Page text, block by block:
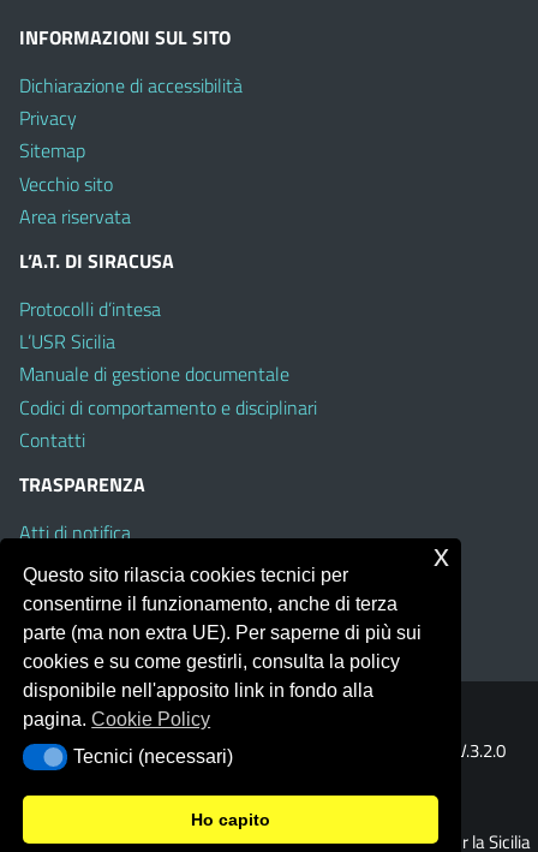
INFORMAZIONI SUL SITO
Dichiarazione di accessibilità
Privacy
Sitemap
Vecchio sito
Area riservata
L’A.T. DI SIRACUSA
Protocolli d’intesa
L’USR Sicilia
Manuale di gestione documentale
Codici di comportamento e disciplinari
Contatti
TRASPARENZA
Atti di notifica
Albo on line
Amministrazione Trasparente
Obiettivi di Accessibilità
Portale realizzato con la piattaforma
Template Italia configurato sul tema accessibile
V.3.2.0
(Mizar)
© 2026 Ufficio Scolastico Regionale per la Sicilia
Questo sito rilascia cookies tecnici per
consentirne il funzionamento, anche di terza
parte (ma non extra UE). Per saperne di più sui
cookies e su come gestirli, consulta la policy
disponibile nell'apposito link in fondo alla
pagina.Cookie Policy
Tecnici (necessari)
Tecnici (necessari)
Ho capito
x